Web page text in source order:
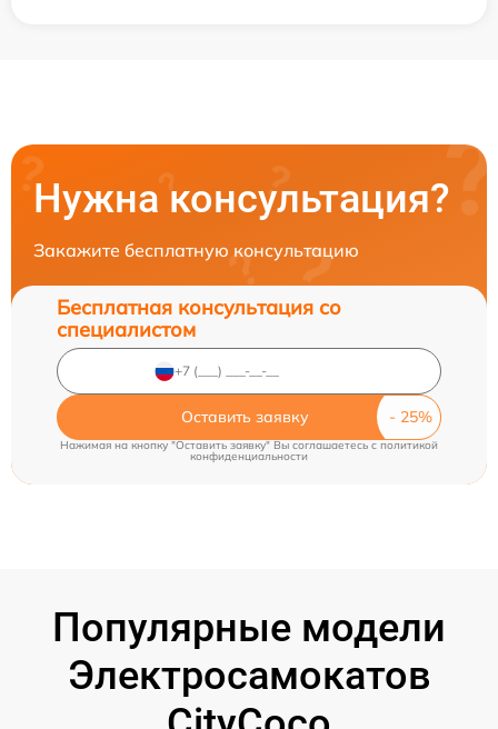
Нужна консультация?
Закажите бесплатную консультацию
Бесплатная консультация со
специалистом
Оставить заявку
Нажимая на кнопку "Оставить заявку" Вы соглашаетесь cполитикой
конфиденциальности
Популярные модели
Электросамокатов